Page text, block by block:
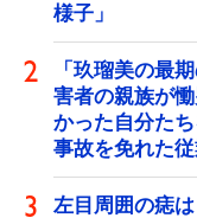
様子」
「玖瑠美の最
害者の親族が
かった自分た
事故を免れた
左目周囲の痣